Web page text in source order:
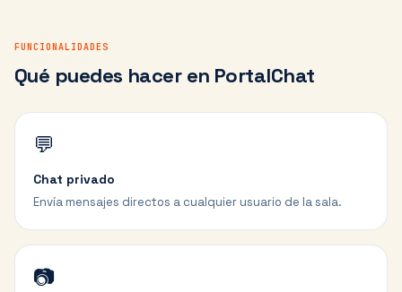
FUNCIONALIDADES
Qué puedes hacer en PortalChat
💬
Chat privado
Envía mensajes directos a cualquier usuario de la sala.
📷